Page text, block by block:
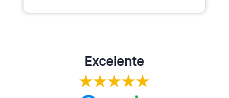
Excelente